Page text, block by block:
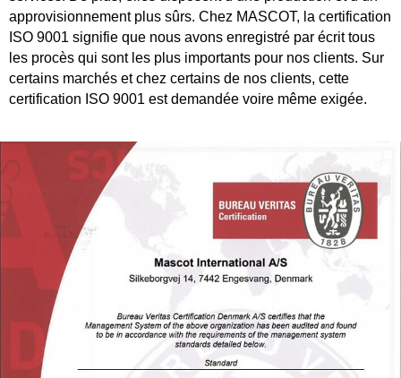
approvisionnement plus sûrs. Chez MASCOT, la certification
ISO 9001 signifie que nous avons enregistré par écrit tous
les procès qui sont les plus importants pour nos clients. Sur
certains marchés et chez certains de nos clients, cette
certification ISO 9001 est demandée voire même exigée.